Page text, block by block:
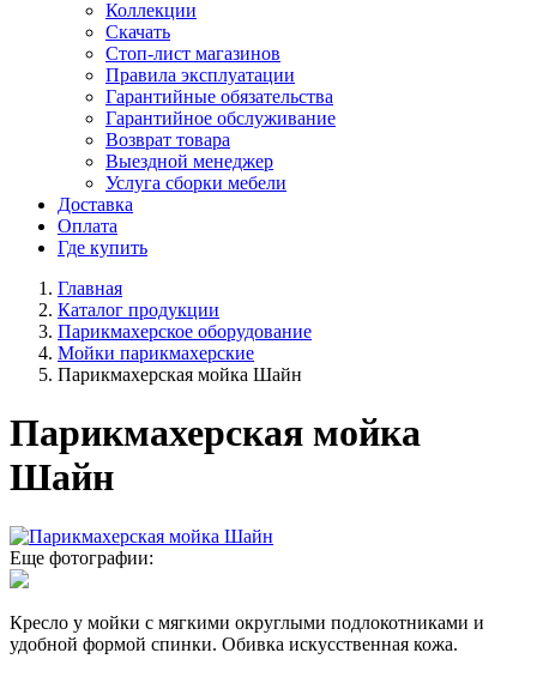
Коллекции
Скачать
Стоп-лист магазинов
Правила эксплуатации
Гарантийные обязательства
Гарантийное обслуживание
Возврат товара
Выездной менеджер
Услуга сборки мебели
Доставка
Оплата
Где купить
Главная
Каталог продукции
Парикмахерское оборудование
Мойки парикмахерские
Парикмахерская мойка Шайн
Парикмахерская мойка
Шайн
Еще фотографии:
Кресло у мойки с мягкими округлыми подлокотниками и
удобной формой спинки. Обивка искусственная кожа.